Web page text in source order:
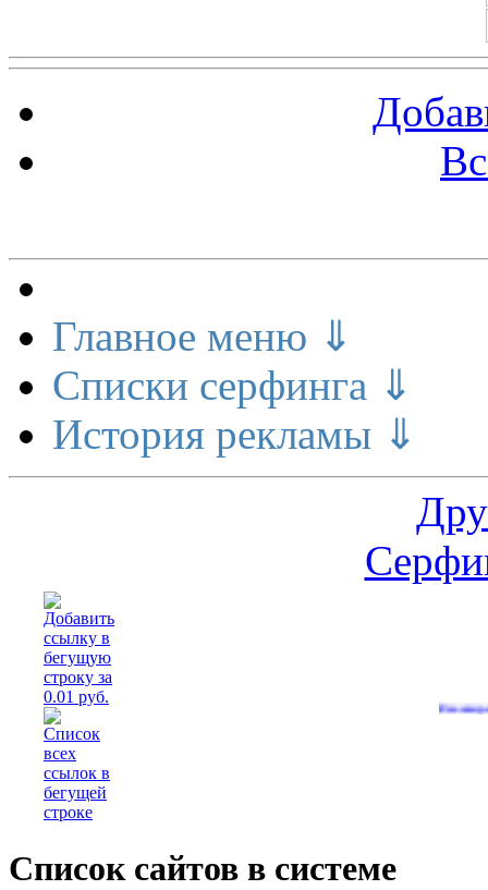
Главное меню ⇓
Списки серфинга ⇓
История рекламы ⇓
Расширение
Список сайтов в системе